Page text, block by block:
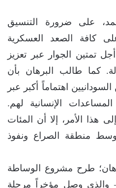
على ضرورة التنسيق
كافة الصعد العسكرية
تمتين الجوار عبر تعزيز
كما طالب البرهان بأن
اهتماماً أكبر عبر
الإنسانية لهم.
هذا الأمر، إلا أن المئات
منطقة الصراع ونفوذ
طرح مشروع الوساطة
– والذي وصل مؤخراً مرحلة